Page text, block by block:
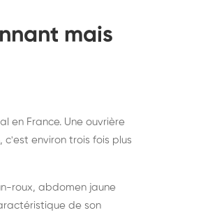
mais
en France. Une ouvrière
environ trois fois plus
roux, abdomen jaune
de son